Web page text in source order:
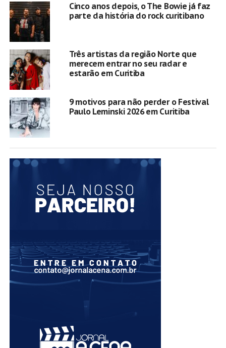
Cinco anos depois, o The Bowie já faz
parte da história do rock curitibano
Três artistas da região Norte que
merecem entrar no seu radar e
estarão em Curitiba
9 motivos para não perder o Festival
Paulo Leminski 2026 em Curitiba